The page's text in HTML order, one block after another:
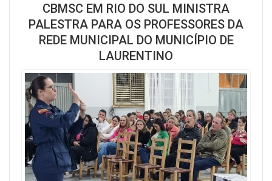
CBMSC EM RIO DO SUL MINISTRA
PALESTRA PARA OS PROFESSORES DA
REDE MUNICIPAL DO MUNICÍPIO DE
LAURENTINO